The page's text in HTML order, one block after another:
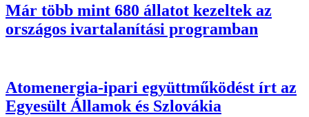
Már több mint 680 állatot kezeltek az
országos ivartalanítási programban
Atomenergia-ipari együttműködést írt az
Egyesült Államok és Szlovákia